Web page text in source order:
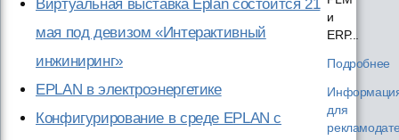
Виртуальная выставка Eplan состоится 21
мая под девизом «Интерактивный
инжиниринг»
EPLAN в электроэнергетике
Конфигурирование в среде EPLAN с
и
ERP...
Подробнее
для